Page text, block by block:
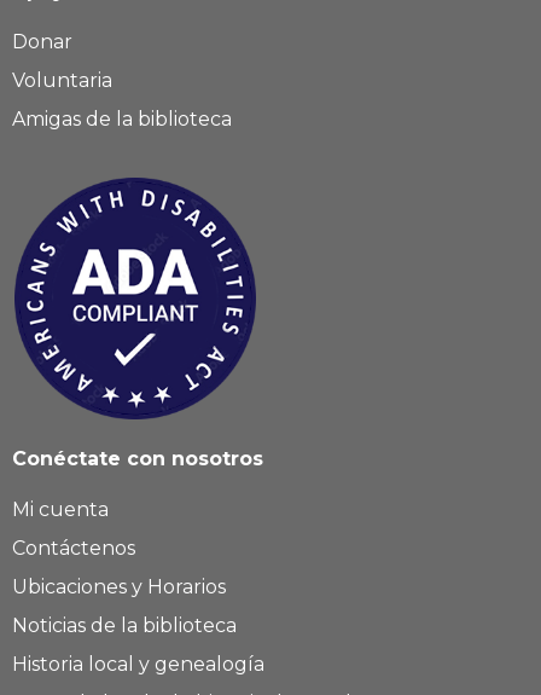
Donar
Voluntaria
Amigas de la biblioteca
Conéctate con nosotros
Mi cuenta
Contáctenos
Ubicaciones y Horarios
Noticias de la biblioteca
Historia local y genealogía